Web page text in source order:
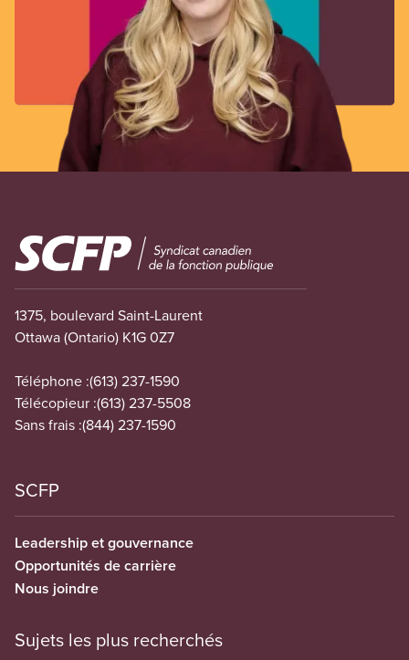
Image
1375, boulevard Saint-Laurent
Ottawa (Ontario) K1G 0Z7
Téléphone :(613) 237-1590
Télécopieur :(613) 237-5508
Sans frais :(844) 237-1590
SCFP
Leadership et gouvernance
Opportunités de carrière
Nous joindre
Sujets les plus recherchés